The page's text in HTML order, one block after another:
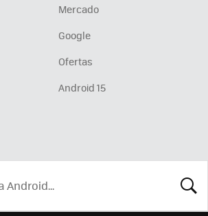
Mercado
Google
Ofertas
Android 15